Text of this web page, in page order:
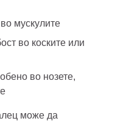
мускулите
во коските или
во нозете,
може да